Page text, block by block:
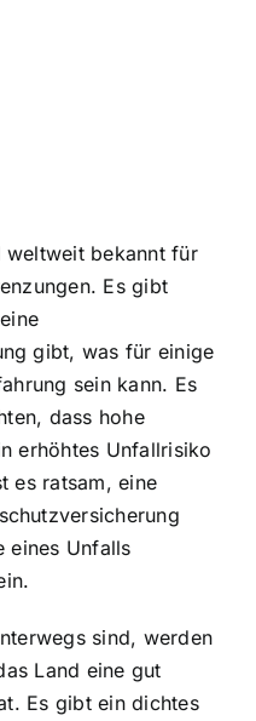
weltweit bekanntfür
Es gibt
gibt, was für einige
sein kann. Es
dass hohe
erhöhtes Unfallrisiko
es ratsam, eine
eines Unfalls
sind, werden
Land eine gut
Es gibt ein dichtes